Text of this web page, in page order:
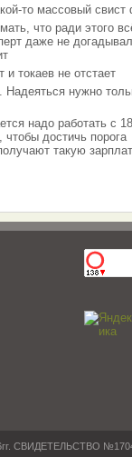
то массовый свист
что ради этого
даже не
и токаев не отстает
Надеяться нужно
надо работать с
достичь порога
такую
СВИДЕТЕЛЬСТВО